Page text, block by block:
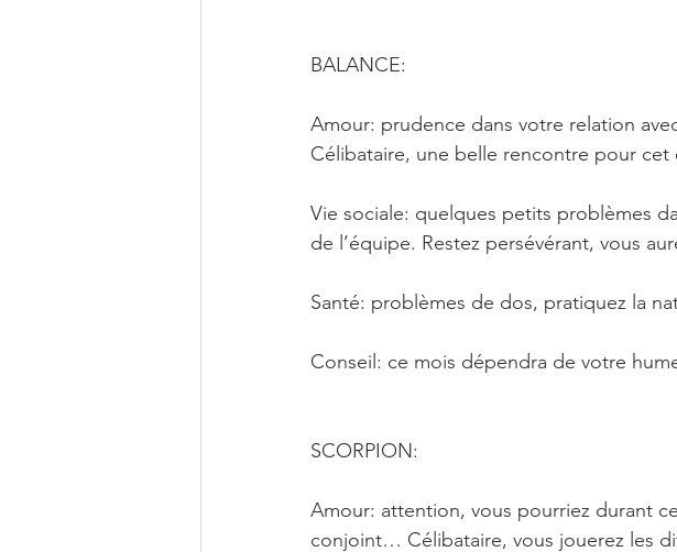
BALANCE:
Amour: prudence dans votre relation
Célibataire, une belle rencontre pour
Vie sociale: quelques petits problèmes
de l’équipe. Restez persévérant, vous
Santé: problèmes de dos, pratiquez la
Conseil: ce mois dépendra de votre
SCORPION:
Amour: attention, vous pourriez durant
conjoint… Célibataire, vous jouerez les